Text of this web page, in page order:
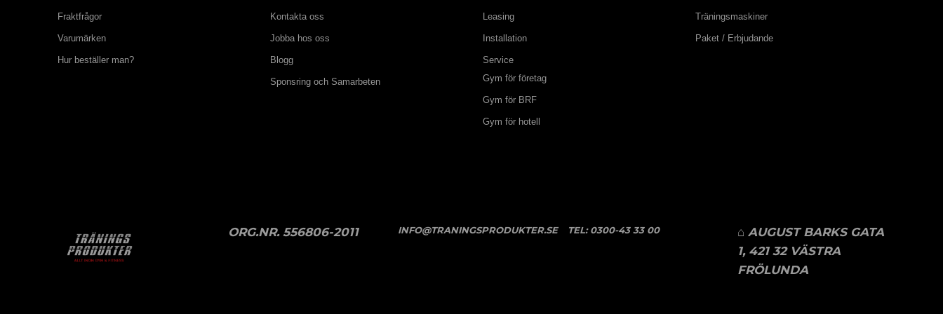
Fraktfrågor
Varumärken
Hur beställer man?
Kontakta oss
Jobba hos oss
Blogg
Sponsring och Samarbeten
Leasing
Installation
Service
Gym för företag
Gym för BRF
Gym för hotell
Träningsmaskiner
Paket / Erbjudande
ORG.NR. 556806-2011 INFO@TRANINGSPRODUKTER.SE TEL:0300-43 33 00
⌂ AUGUST BARKS GATA
1, 421 32 VÄSTRA
FRÖLUNDA